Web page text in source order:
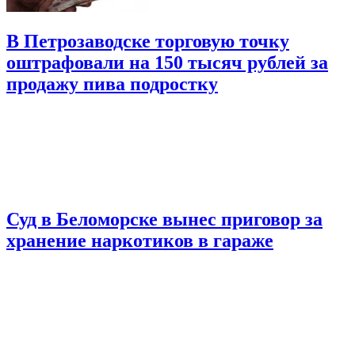
В Петрозаводске торговую точку
оштрафовали на 150 тысяч рублей за
продажу пива подростку
Суд в Беломорске вынес приговор за
хранение наркотиков в гараже